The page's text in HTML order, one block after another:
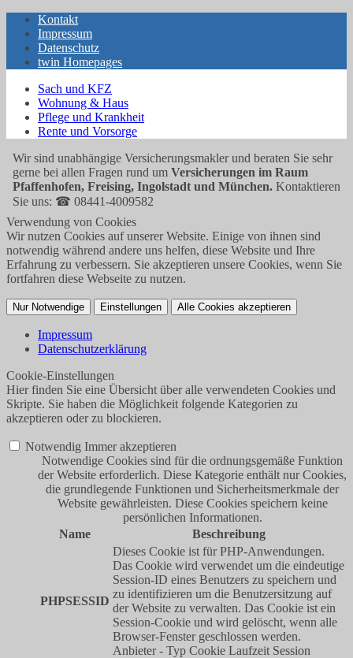
Kontakt
Impressum
Datenschutz
twin Homepages
Sach und KFZ
Wohnung & Haus
Pflege und Krankheit
Rente und Vorsorge
Wir sind unabhängige Versicherungsmakler und beraten Sie sehr
gerne bei allen Fragen rund um Versicherungen im Raum
Pfaffenhofen, Freising, Ingolstadt und München. Kontaktieren
Sie uns: ☎ 08441-4009582
Verwendung von Cookies
Wir nutzen Cookies auf unserer Website. Einige von ihnen sind
notwendig während andere uns helfen, diese Website und Ihre
Erfahrung zu verbessern. Sie akzeptieren unsere Cookies, wenn Sie
fortfahren diese Webseite zu nutzen.
Nur Notwendige Einstellungen Alle Cookies akzeptieren
Impressum
Datenschutzerklärung
Cookie-Einstellungen
Hier finden Sie eine Übersicht über alle verwendeten Cookies und
Skripte. Sie haben die Möglichkeit folgende Kategorien zu
akzeptieren oder zu blockieren.
Notwendig Immer akzeptieren
Notwendige Cookies sind für die ordnungsgemäße Funktion
der Website erforderlich. Diese Kategorie enthält nur Cookies,
die grundlegende Funktionen und Sicherheitsmerkmale der
Website gewährleisten. Diese Cookies speichern keine
persönlichen Informationen.
Name
Beschreibung
PHPSESSID
Dieses Cookie ist für PHP-Anwendungen.
Das Cookie wird verwendet um die eindeutige
Session-ID eines Benutzers zu speichern und
zu identifizieren um die Benutzersitzung auf
der Website zu verwalten. Das Cookie ist ein
Session-Cookie und wird gelöscht, wenn alle
Browser-Fenster geschlossen werden.
Anbieter - Typ Cookie Laufzeit Session